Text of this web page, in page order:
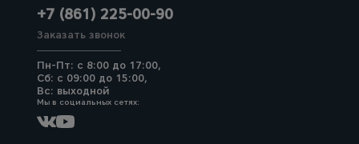
+7 (861) 225-00-90
Заказать звонок
Пн-Пт: с 8:00 до 17:00,
Сб: с 09:00 до 15:00,
Вс: выходной
Мы в социальных сетях: